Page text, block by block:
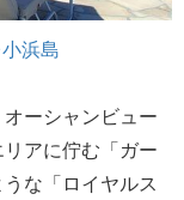
浜島
ーシャンビュー
アに佇む「ガー
な「ロイヤルス